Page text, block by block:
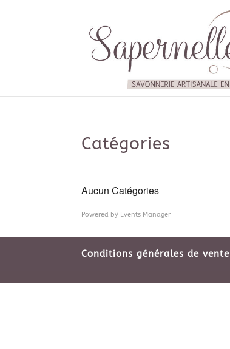
Catégories
Aucun Catégories
Powered by Events Manager
Conditions générales de vente